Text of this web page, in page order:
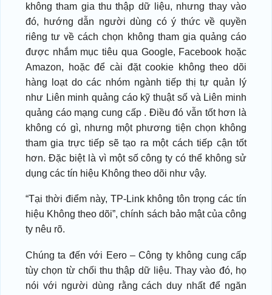
không tham gia thu thập dữ liệu, nhưng thay vào
đó, hướng dẫn người dùng có ý thức về quyền
riêng tư về cách chọn không tham gia quảng cáo
được nhắm mục tiêu qua Google, Facebook hoặc
Amazon, hoặc để cài đặt cookie không theo dõi
hàng loạt do các nhóm ngành tiếp thị tự quản lý
như Liên minh quảng cáo kỹ thuật số và Liên minh
quảng cáo mạng cung cấp . Điều đó vẫn tốt hơn là
không có gì, nhưng một phương tiện chọn không
tham gia trực tiếp sẽ tạo ra một cách tiếp cận tốt
hơn. Đặc biệt là vì một số công ty có thể không sử
dụng các tín hiệu Không theo dõi như vậy.
“Tại thời điểm này, TP-Link không tôn trọng các tín
hiệu Không theo dõi”, chính sách bảo mật của công
ty nêu rõ.
Chúng ta đến với Eero – Công ty không cung cấp
tùy chọn từ chối thu thập dữ liệu. Thay vào đó, họ
nói với người dùng rằng cách duy nhất để ngăn